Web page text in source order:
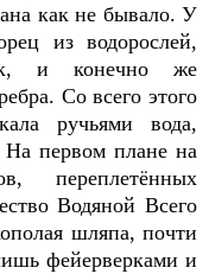
как не бывало. У
из водорослей,
и конечно же
Со всего этого
ручьями вода,
первом плане на
переплетённых
Водяной Всего
шляпа, почти
фейерверками и